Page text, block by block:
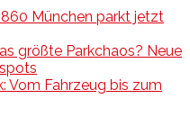
München parkt jetzt
größte Parkchaos? Neue
Vom Fahrzeug bis zum